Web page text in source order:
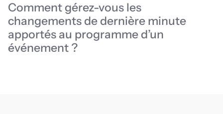
Comment gérez-vous les
changements de dernière minute
apportés au programme d’un
événement ?